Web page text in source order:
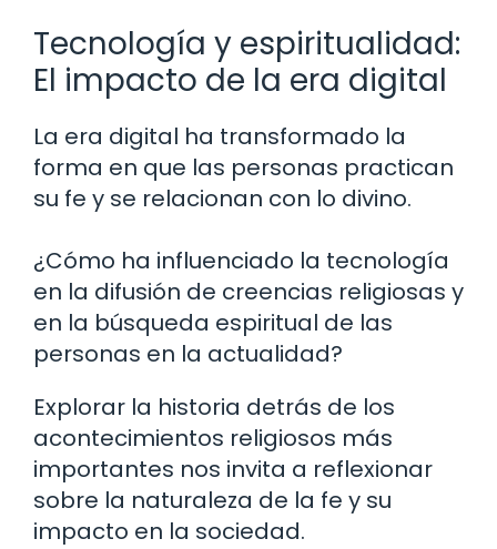
Tecnología y espiritualidad:
El impacto de la era digital
La era digital ha transformado la
forma en que las personas practican
su fe y se relacionan con lo divino.
¿Cómo ha influenciado la tecnología
en la difusión de creencias religiosas y
en la búsqueda espiritual de las
personas en la actualidad?
Explorar la historia detrás de los
acontecimientos religiosos más
importantes nos invita a reflexionar
sobre la naturaleza de la fe y su
impacto en la sociedad.